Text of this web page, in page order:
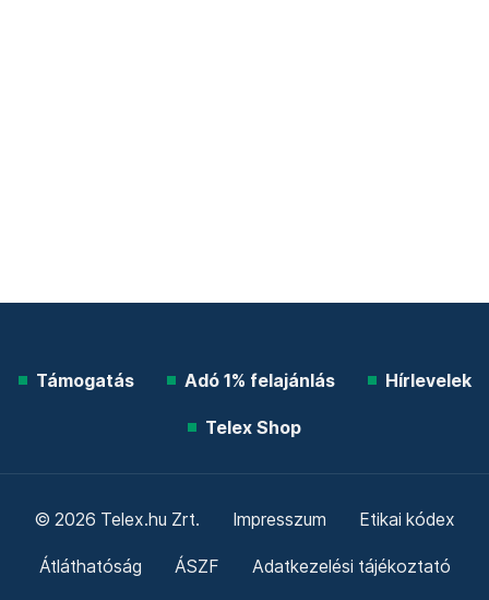
Támogatás Adó 1% felajánlás Hírlevelek
Telex Shop
© 2026 Telex.hu Zrt. Impresszum Etikai kódex
Átláthatóság ÁSZF Adatkezelési tájékoztató